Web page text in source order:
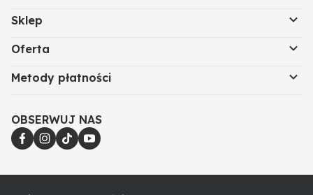
Sklep
Oferta
Metody płatności
OBSERWUJ NAS